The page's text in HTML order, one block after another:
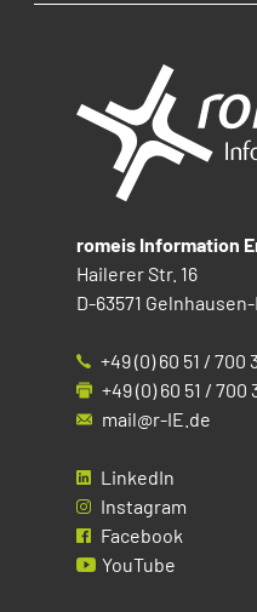
romeis Information
Hailerer Str. 16
D-63571
+49 (0) 60 51 / 700
+49 (0) 60 51 / 700
mail@r-IE.de
LinkedIn
Instagram
Facebook
YouTube